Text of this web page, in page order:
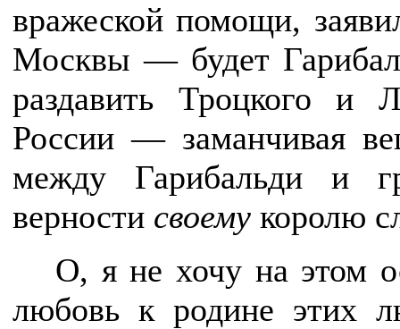
вражеской помощи,
Москвы — будет
раздавить Троцкого и
России — заманчивая
между Гарибальди и
верности своему королю
О, я не хочу на этом
любовь к родине этих